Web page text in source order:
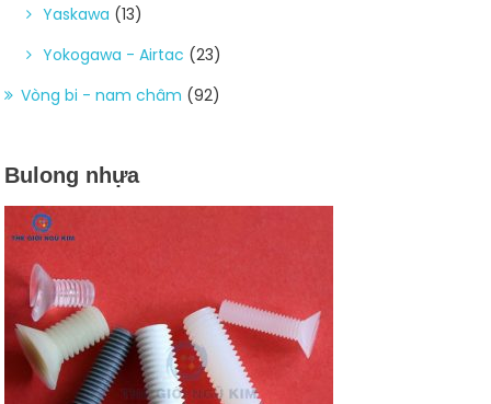
Yaskawa (13)
Yokogawa - Airtac (23)
Vòng bi - nam châm (92)
Bulong nhựa